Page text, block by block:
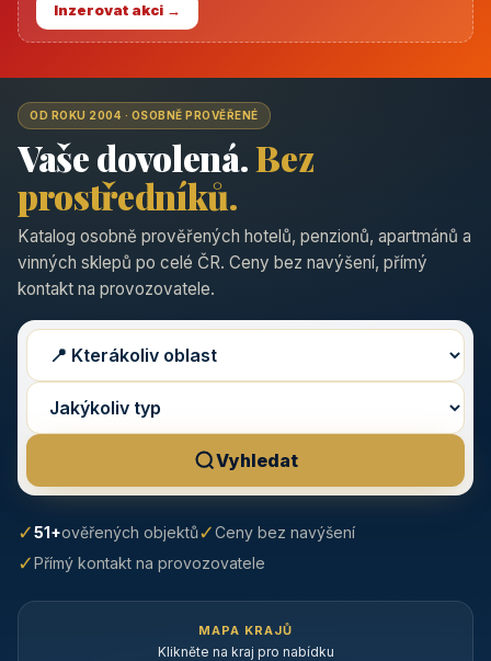
Inzerovat akci →
OD ROKU 2004 · OSOBNĚ PROVĚŘENÉ
Vaše dovolená.Bez
prostředníků.
Katalog osobně prověřených hotelů, penzionů, apartmánů a
vinných sklepů po celé ČR. Ceny bez navýšení, přímý
kontakt na provozovatele.
Vyhledat
✓51+ověřených objektů✓Ceny bez navýšení
✓Přímý kontakt na provozovatele
MAPA KRAJŮ
Klikněte na kraj pro nabídku